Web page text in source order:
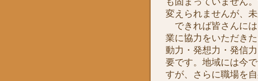
変えられませんが、
できれば皆さんに
業に協力をいただき
動力・発想力・発信
要です。地域には今
すが、さらに職場を